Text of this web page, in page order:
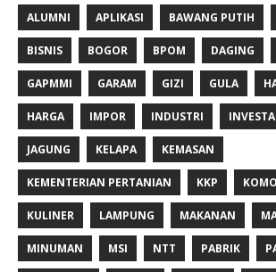
ALUMNI APLIKASI BAWANG PUTIH
BISNIS BOGOR BPOM DAGING
GAPMMI GARAM GIZI GULA
HARGA IMPOR INDUSTRI
JAGUNG KELAPA KEMASAN
KEMENTERIAN PERTANIAN KKP
KULINER LAMPUNG MAKANAN
MINUMAN MSI NTT PABRIK